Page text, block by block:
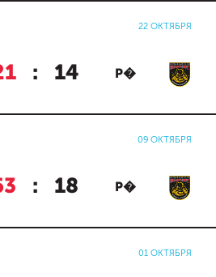
22 ОКТЯБРЯ
: 14 Р�
09 ОКТЯБРЯ
: 18 Р�
01 ОКТЯБРЯ